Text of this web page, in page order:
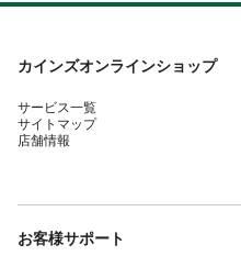
カインズオンラインショップ
サービス一覧
サイトマップ
店舗情報
お客様サポート